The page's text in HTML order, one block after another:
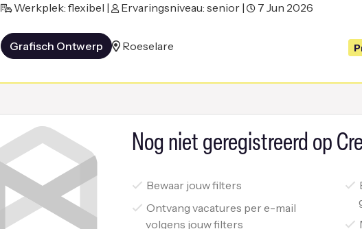
Werkplek: flexibel | Ervaringsniveau: senior | 7 Jun 2026
Grafisch Ontwerp Roeselare
Nog niet geregistreerd op
Bewaar jouw filters
Ontvang vacatures per e-mail
volgens jouw filters